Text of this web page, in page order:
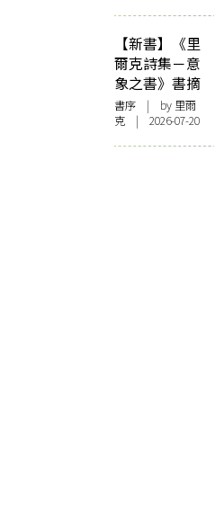
【新書】《里
爾克詩集－意
象之書》書摘
書序 | by 里爾
克 | 2026-07-20